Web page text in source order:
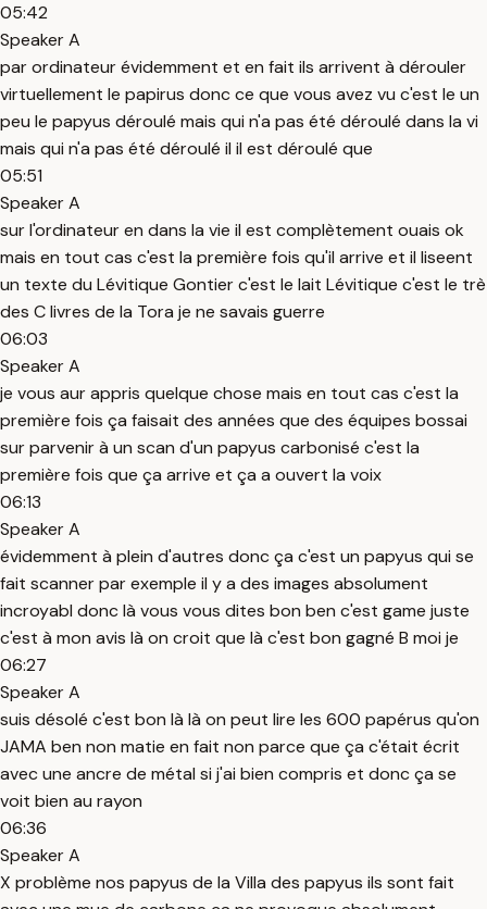
05:42
Speaker A
par ordinateur évidemment et en fait ils arrivent à dérouler
virtuellement le papirus donc ce que vous avez vu c'est le un
peu le papyus déroulé mais qui n'a pas été déroulé dans la vi
mais qui n'a pas été déroulé il il est déroulé que
05:51
Speaker A
sur l'ordinateur en dans la vie il est complètement ouais ok
mais en tout cas c'est la première fois qu'il arrive et il liseent
un texte du Lévitique Gontier c'est le lait Lévitique c'est le trè
des C livres de la Tora je ne savais guerre
06:03
Speaker A
je vous aur appris quelque chose mais en tout cas c'est la
première fois ça faisait des années que des équipes bossai
sur parvenir à un scan d'un papyus carbonisé c'est la
première fois que ça arrive et ça a ouvert la voix
06:13
Speaker A
évidemment à plein d'autres donc ça c'est un papyus qui se
fait scanner par exemple il y a des images absolument
incroyabl donc là vous vous dites bon ben c'est game juste
c'est à mon avis là on croit que là c'est bon gagné B moi je
06:27
Speaker A
suis désolé c'est bon là là on peut lire les 600 papérus qu'on
JAMA ben non matie en fait non parce que ça c'était écrit
avec une ancre de métal si j'ai bien compris et donc ça se
voit bien au rayon
06:36
Speaker A
X problème nos papyus de la Villa des papyus ils sont fait